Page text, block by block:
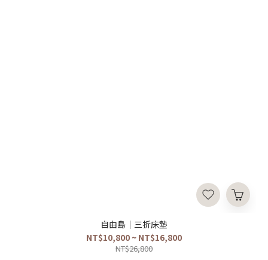
自由島｜三折床墊
NT$10,800 ~ NT$16,800
NT$26,800